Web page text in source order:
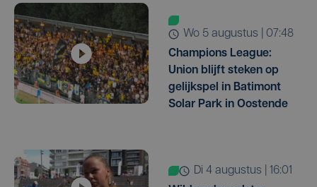
wo 5 augustus | 07:48
Champions League:
Union blijft steken op
gelijkspel in Batimont
Solar Park in Oostende
di 4 augustus | 16:01